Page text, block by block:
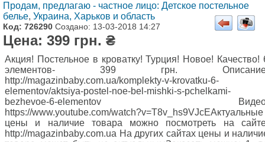
Продам, предлагаю - частное лицо: Детское постельное
белье, Украина, Харьков и область
Код: 726290 Создано: 13-03-2018 14:27
Цена: 399 грн. ₴
Акция! Постельное в кроватку! Турция! Новое! Качество!
элементов- 399 грн.
http://magazinbaby.com.ua/komplekty-v-krovatku-6-
elementov/aktsiya-postel-noe-bel-mishki-s-pchelkami-
bezhevoe-6-elementov
https://www.youtube.com/watch?v=T8v_hs9VJcE ​Актуальные
цены и наличие товара можно посмотреть на
http://magazinbaby.com.ua На других сайтах цены и